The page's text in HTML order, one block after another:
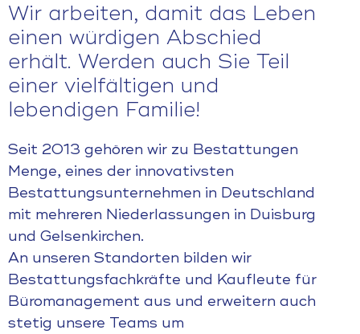
Wir arbeiten, damit das Leben
einen würdigen Abschied
erhält. Werden auch Sie Teil
einer vielfältigen und
lebendigen Familie!
Seit 2013 gehören wir zu Bestattungen
Menge, eines der innovativsten
Bestattungsunternehmen in Deutschland
mit mehreren Niederlassungen in Duisburg
und Gelsenkirchen.
An unseren Standorten bilden wir
Bestattungsfachkräfte und Kaufleute für
Büromanagement aus und erweitern auch
stetig unsere Teams um